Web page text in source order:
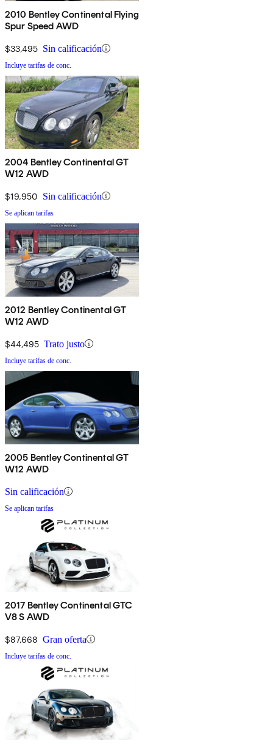
2010 Bentley Continental Flying
Spur Speed AWD
$33,495 Sin calificación
Incluye tarifas de conc.
2004 Bentley Continental GT
W12 AWD
$19,950 Sin calificación
Se aplican tarifas
2012 Bentley Continental GT
W12 AWD
$44,495 Trato justo
Incluye tarifas de conc.
2005 Bentley Continental GT
W12 AWD
Sin calificación
Se aplican tarifas
2017 Bentley Continental GTC
V8 S AWD
$87,668 Gran oferta
Incluye tarifas de conc.